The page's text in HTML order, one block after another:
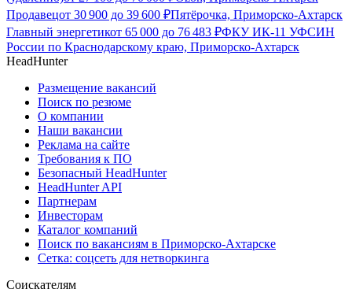
Продавецот 30 900 до 39 600 ₽Пятёрочка, Приморско-Ахтарск
Главный энергетикот 65 000 до 76 483 ₽ФКУ ИК-11 УФСИН
России по Краснодарскому краю, Приморско-Ахтарск
HeadHunter
Размещение вакансий
Поиск по резюме
О компании
Наши вакансии
Реклама на сайте
Требования к ПО
Безопасный HeadHunter
HeadHunter API
Партнерам
Инвесторам
Каталог компаний
Поиск по вакансиям в Приморско-Ахтарске
Сетка: соцсеть для нетворкинга
Соискателям